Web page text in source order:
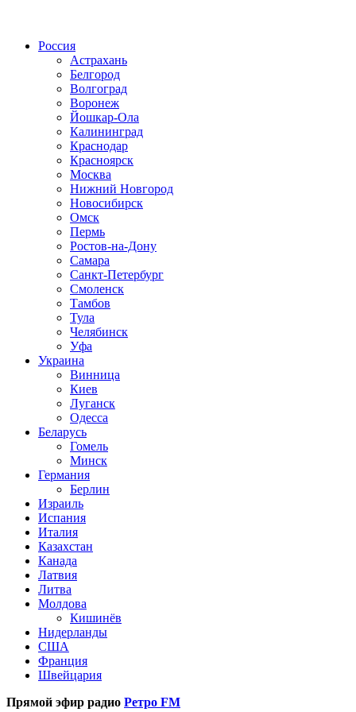
Россия
Астрахань
Белгород
Волгоград
Воронеж
Йошкар-Ола
Калининград
Краснодар
Красноярск
Москва
Нижний Новгород
Новосибирск
Омск
Пермь
Ростов-на-Дону
Самара
Санкт-Петербург
Смоленск
Тамбов
Тула
Челябинск
Уфа
Украина
Винница
Киев
Луганск
Одесса
Беларусь
Гомель
Минск
Германия
Берлин
Израиль
Испания
Италия
Казахстан
Канада
Латвия
Литва
Молдова
Кишинёв
Нидерланды
США
Франция
Швейцария
Прямой эфир радио Ретро FM